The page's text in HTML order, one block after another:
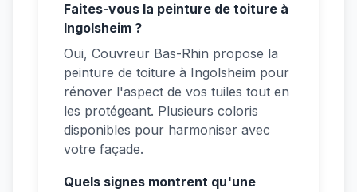
Faites-vous la peinture de toiture à
Ingolsheim ?
Oui, Couvreur Bas-Rhin propose la
peinture de toiture à Ingolsheim pour
rénover l'aspect de vos tuiles tout en
les protégeant. Plusieurs coloris
disponibles pour harmoniser avec
votre façade.
Quels signes montrent qu'une